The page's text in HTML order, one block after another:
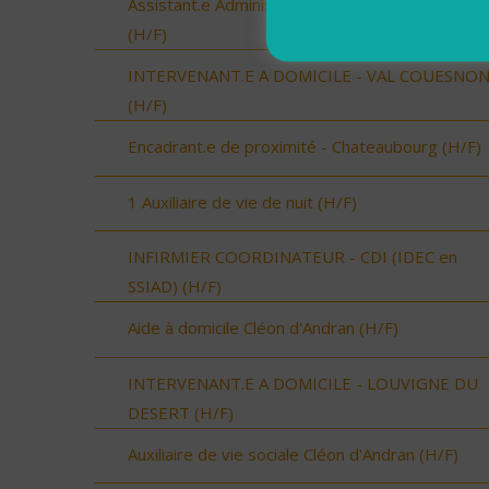
Assistant.e Administratif.ve et Facturation - CDI
(H/F)
INTERVENANT.E A DOMICILE - VAL COUESNON
(H/F)
Encadrant.e de proximité - Chateaubourg (H/F)
1 Auxiliaire de vie de nuit (H/F)
INFIRMIER COORDINATEUR - CDI (IDEC en
SSIAD) (H/F)
Aide à domicile Cléon d'Andran (H/F)
INTERVENANT.E A DOMICILE - LOUVIGNE DU
DESERT (H/F)
Auxiliaire de vie sociale Cléon d'Andran (H/F)